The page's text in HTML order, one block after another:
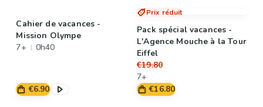
Cahier de vacances -
Mission Olympe
7+
0h40
€6.90
Prix réduit
Pack spécial vacances -
L'Agence Mouche à la Tour
Eiffel
€19.80
7+
€16.80